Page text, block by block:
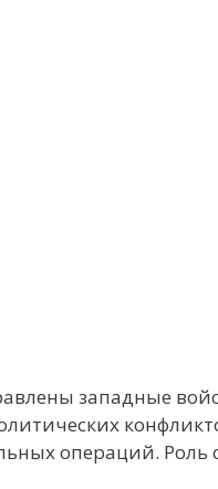
западные
операций.